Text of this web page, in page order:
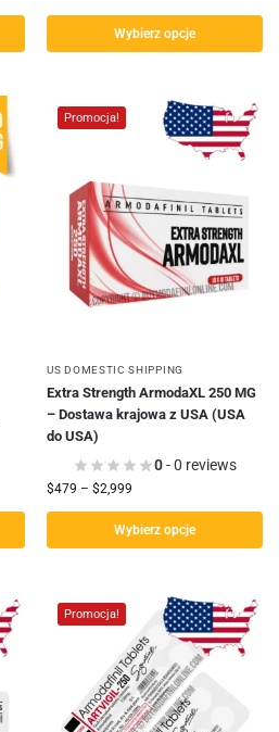
Wybierz opcje
Promocja!
US DOMESTIC SHIPPING
Extra Strength ArmodaXL 250 MG
– Dostawa krajowa z USA (USA
do USA)
0- 0 reviews
$479 – $2,999
Wybierz opcje
Promocja!